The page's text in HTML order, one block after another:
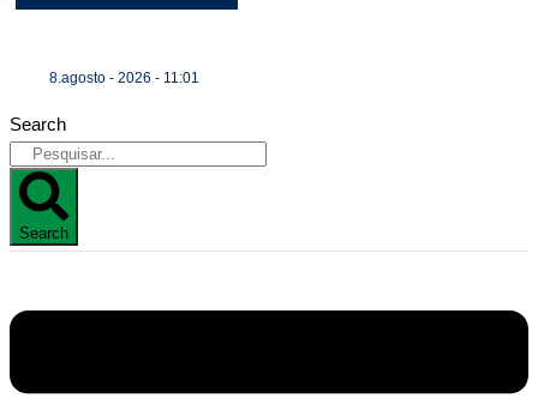
8.agosto - 2026 - 11:01
Search
Search